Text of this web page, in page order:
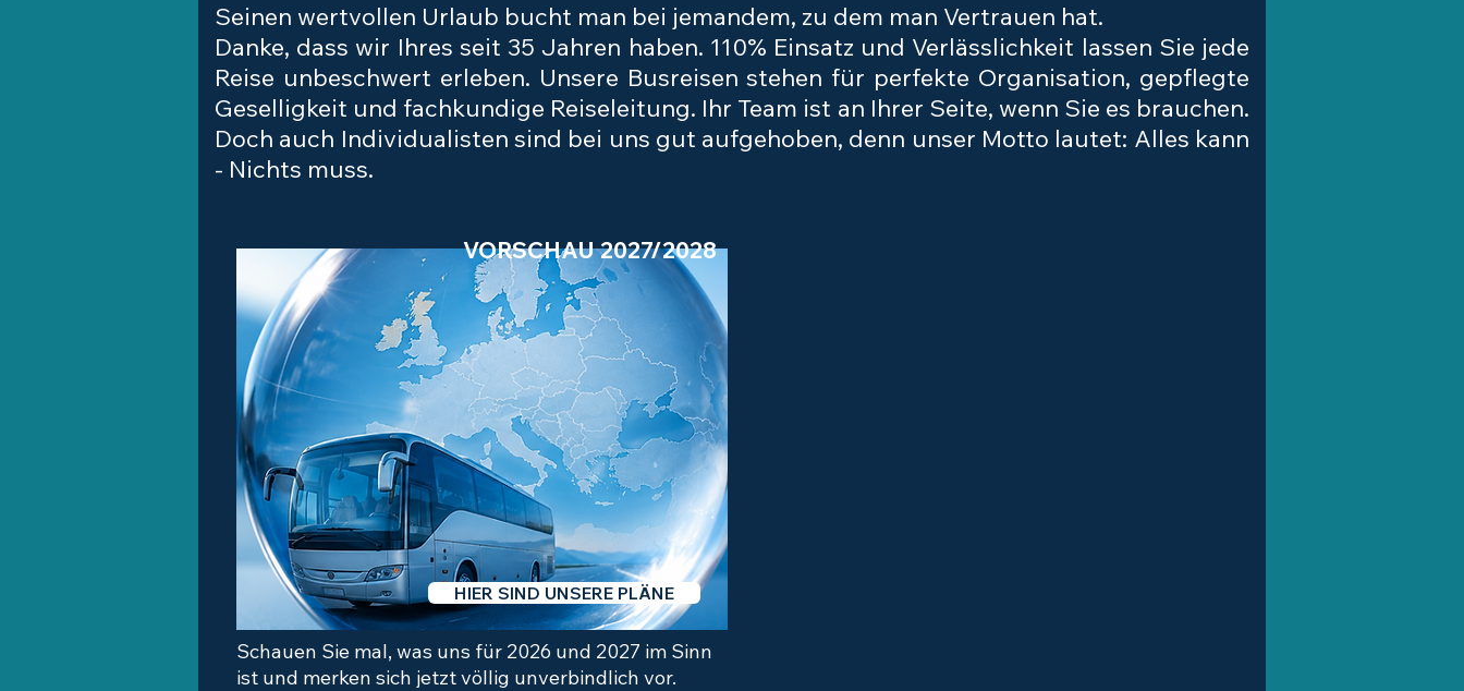
Seinen wertvollen Urlaub bucht man bei jemandem, zu dem man Vertrauen hat.
Danke, dass wir Ihres seit 35 Jahren haben. 110% Einsatz und Verlässlichkeit lassen Sie jede
Reise unbeschwert erleben. Unsere Busreisen stehen für perfekte Organisation, gepflegte
Geselligkeit und fachkundige Reiseleitung. Ihr Team ist an Ihrer Seite, wenn Sie es brauchen.
Doch auch Individualisten sind bei uns gut aufgehoben, denn unser Motto lautet: Alles kann
- Nichts muss.
​VORSCHAU 2027/2028
HIER SIND UNSERE PLÄNE
Schauen Sie mal, was uns für 2026 und 2027 im Sinn
ist und merken sich jetzt völlig unverbindlich vor.